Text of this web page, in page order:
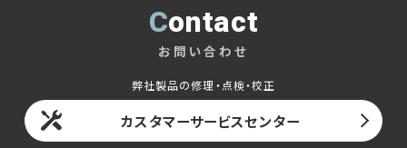
Contact
お問い合わせ
弊社製品の修理・点検・校正
カスタマーサービスセンター